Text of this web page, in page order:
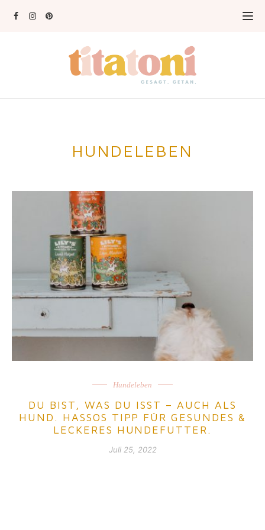
HUNDELEBEN
Hundeleben
DU BIST, WAS DU ISST – AUCH ALS
HUND. HASSOS TIPP FÜR GESUNDES &
LECKERES HUNDEFUTTER.
Juli 25, 2022